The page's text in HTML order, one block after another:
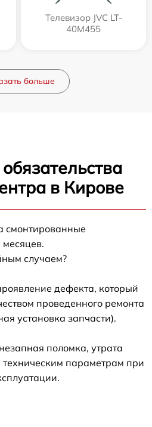
Телевизор JVC LT-
40M455
больше
в Кирове
смонтированные
случаем?
дефекта, который
проведенного ремонта
установка запчасти).
поломка, утрата
техническим параметрам при